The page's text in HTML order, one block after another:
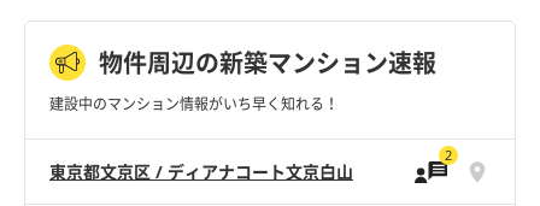
物件周辺の新築マンション速報
建設中のマンション情報がいち早く知れる！
東京都文京区 / ディアナコート文京白山
2